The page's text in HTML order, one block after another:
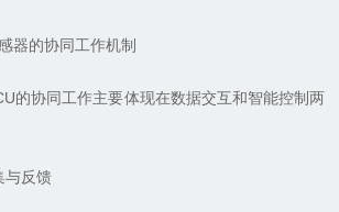
的协同工作机制
协同工作主要体现在数据交互和智能控制两
反馈